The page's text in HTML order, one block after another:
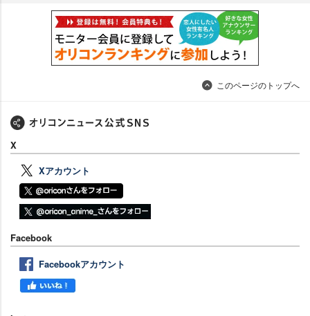
このページのトップへ
X
Xアカウント
Facebook
Facebookアカウント